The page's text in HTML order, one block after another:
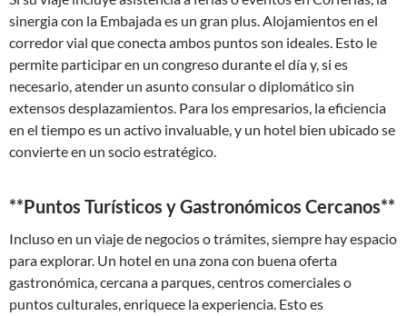
sinergia con la Embajada es un gran plus. Alojamientos en el
corredor vial que conecta ambos puntos son ideales. Esto le
permite participar en un congreso durante el día y, si es
necesario, atender un asunto consular o diplomático sin
extensos desplazamientos. Para los empresarios, la eficiencia
en el tiempo es un activo invaluable, y un hotel bien ubicado se
convierte en un socio estratégico.
**Puntos Turísticos y Gastronómicos Cercanos**
Incluso en un viaje de negocios o trámites, siempre hay espacio
para explorar. Un hotel en una zona con buena oferta
gastronómica, cercana a parques, centros comerciales o
puntos culturales, enriquece la experiencia. Esto es